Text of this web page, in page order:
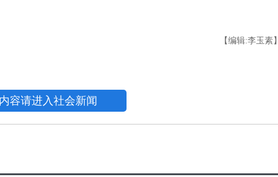
【编辑:李玉素】
容请进入社会新闻